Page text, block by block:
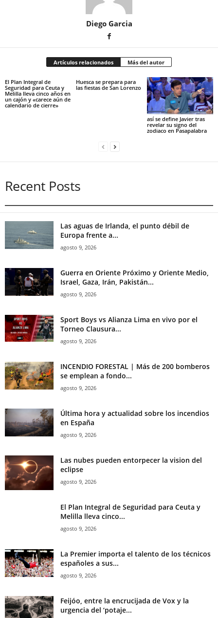
Diego Garcia
Artículos relacionados Más del autor
El Plan Integral de
Seguridad para Ceuta y
Melilla lleva cinco años en
un cajón y «carece aún de
calendario de cierre»
Huesca se prepara para
las fiestas de San Lorenzo
así se define Javier tras
revelar su signo del
zodiaco en Pasapalabra
Recent Posts
Las aguas de Irlanda, el punto débil de
Europa frente a...
agosto 9, 2026
Guerra en Oriente Próximo y Oriente Medio,
Israel, Gaza, Irán, Pakistán...
agosto 9, 2026
Sport Boys vs Alianza Lima en vivo por el
Torneo Clausura...
agosto 9, 2026
INCENDIO FORESTAL | Más de 200 bomberos
se emplean a fondo...
agosto 9, 2026
Última hora y actualidad sobre los incendios
en España
agosto 9, 2026
Las nubes pueden entorpecer la vision del
eclipse
agosto 9, 2026
El Plan Integral de Seguridad para Ceuta y
Melilla lleva cinco...
agosto 9, 2026
La Premier importa el talento de los técnicos
españoles a sus...
agosto 9, 2026
Feijóo, entre la encrucijada de Vox y la
urgencia del ‘potaje...